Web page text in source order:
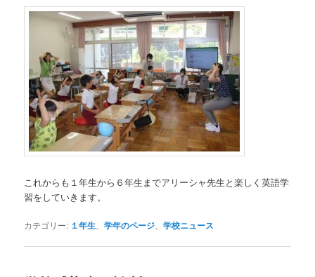
これからも１年生から６年生までアリーシャ先生と楽しく英語学
習をしていきます。
カテゴリー: １年生 、学年のページ 、学校ニュース